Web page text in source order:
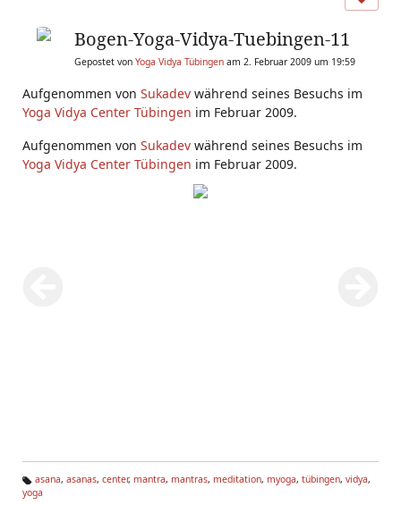
Bogen-Yoga-Vidya-Tuebingen-11
Gepostet von Yoga Vidya Tübingen am 2. Februar 2009 um 19:59
Aufgenommen von Sukadev während seines Besuchs im
Yoga Vidya Center Tübingen im Februar 2009.
Aufgenommen von Sukadev während seines Besuchs im
Yoga Vidya Center Tübingen im Februar 2009.
Ta
asana, asanas, center, mantra, mantras, meditation, myoga, tübingen, vidya,
yoga